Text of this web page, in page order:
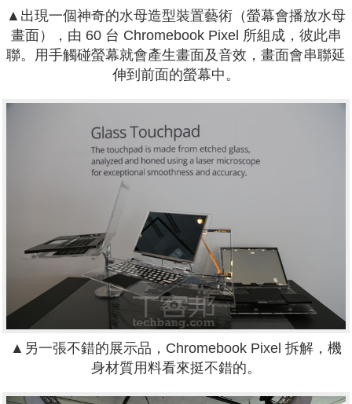
▲出現一個神奇的水母造型裝置藝術（螢幕會播放水母
畫面），由 60 台 Chromebook Pixel 所組成，彼此串
聯。用手觸碰螢幕就會產生畫面及音效，畫面會串聯延
伸到前面的螢幕中。
▲另一張不錯的展示品，Chromebook Pixel 拆解，機
身材質用料看來挺不錯的。